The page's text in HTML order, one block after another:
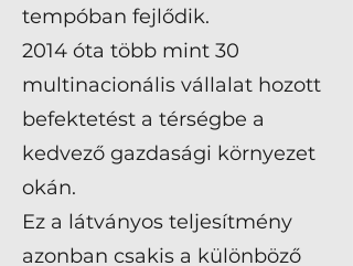
tempóban fejlődik.
2014 óta több mint 30
multinacionális vállalat hozott
befektetést a térségbe a
kedvező gazdasági környezet
okán.
Ez a látványos teljesítmény
azonban csakis a különböző